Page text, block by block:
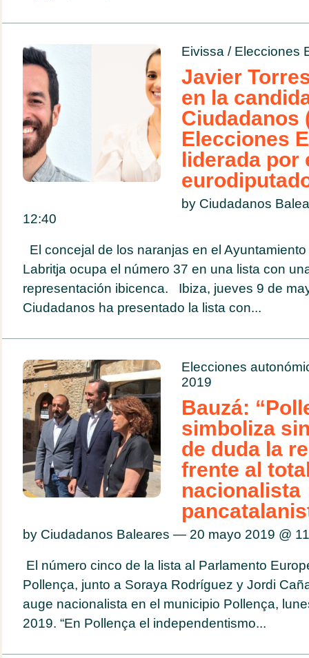
Eivissa / Elecciones
Javier
en la
Ciudadanos
Elecciones
liderada por
by Ciudadanos
12:40
El concejal de los naranjas en el
Labritja ocupa el número 37 en una lista con
representación ibicenca. Ibiza, jueves 9 de
Ciudadanos ha presentado la lista con...
Elecciones
2019
Bauzá:
simboliza
de duda la
frente al
nacionalista
by Ciudadanos Baleares — 20 mayo 2019 @
El número cinco de la lista al Parlamento
Pollença, junto a Soraya Rodríguez y Jordi
auge nacionalista en el municipio Pollença,
2019. “En Pollença el independentismo...